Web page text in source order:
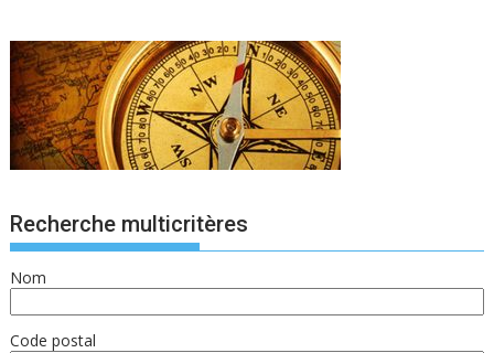
Recherche multicritères
Nom
Code postal